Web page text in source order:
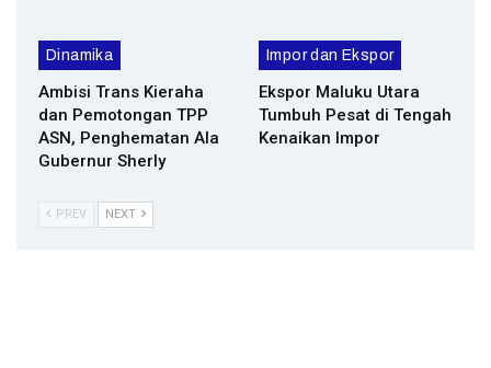
Dinamika
Ambisi Trans Kieraha
dan Pemotongan TPP
ASN, Penghematan Ala
Gubernur Sherly
Impor dan Ekspor
Ekspor Maluku Utara
Tumbuh Pesat di Tengah
Kenaikan Impor
PREV NEXT